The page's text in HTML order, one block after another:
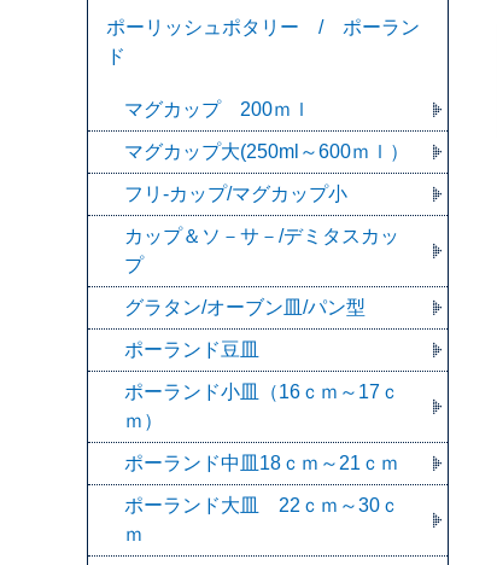
ポーリッシュポタリー / ポーラン
ド
マグカップ 200ｍｌ
マグカップ大(250ml～600ｍｌ）
フリ-カップ/マグカップ小
カップ＆ソ－サ－/デミタスカッ
プ
グラタン/オーブン皿/パン型
ポーランド豆皿
ポーランド小皿（16ｃｍ～17ｃ
ｍ）
ポーランド中皿18ｃｍ～21ｃｍ
ポーランド大皿 22ｃｍ～30ｃ
ｍ